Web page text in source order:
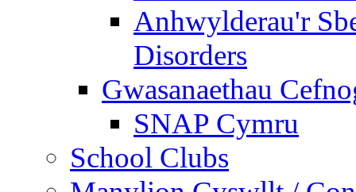
Anhwylderau'r
Disorders
Gwasanaethau
SNAP Cymru
School Clubs